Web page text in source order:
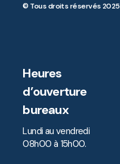
© Tous droits réservés 2025
Heures
d’ouverture
bureaux
Lundi au vendredi
08h00 à 15h00.